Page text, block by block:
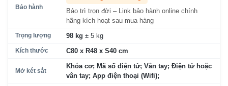
Bảo hành
Bảo trì trọn đời – Link bảo hành online chính
hãng kích hoạt sau mua hàng
Trọng lượng 98 kg ± 5 kg
Kích thước C80 x R48 x S40 cm
Mở két sắt
Khóa cơ; Mã số điện tử; Vân tay; Điện tử hoặc
vân tay; App điện thoại (Wifi);